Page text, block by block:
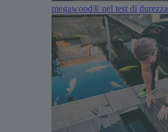
megawood® nel test di durezza